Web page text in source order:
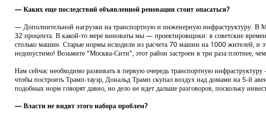
— Каких еще последствий объявленной реновации стоит опасаться?
— Дополнительной нагрузки на транспортную и инженерную инфраструктуру. В
32 процента. В какой-то мере виноваты мы — проектировщики: в советские
столько машин. Старые нормы исходили из расчета 70 машин на 1000 жителей, и
недопустимо! Возьмите "Москва-Сити", этот район застроен в три раза плотнее,
Нам сейчас необходимо развивать в первую очередь транспортную
чтобы построить Трамп-тауэр, Дональд Трамп скупал воздух над домами на 5-й
подобных норм говорят давно, но дело не идет дальше разговоров, поскольку
— Власти не видят этого набора проблем?